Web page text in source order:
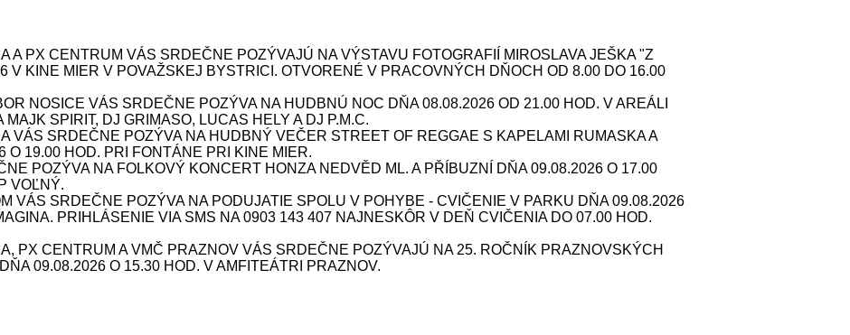
A PX CENTRUM VÁS SRDEČNE POZÝVAJÚ NA VÝSTAVU FOTOGRAFIÍ MIROSLAVA JEŠKA "Z
V KINE MIER V POVAŽSKEJ BYSTRICI. OTVORENÉ V PRACOVNÝCH DŇOCH OD 8.00 DO 16.00
NOSICE VÁS SRDEČNE POZÝVA NA HUDBNÚ NOC DŇA 08.08.2026 OD 21.00 HOD. V AREÁLI
SPIRIT, DJ GRIMASO, LUCAS HELY A DJ P.M.C.
VÁS SRDEČNE POZÝVA NA HUDBNÝ VEČER STREET OF REGGAE S KAPELAMI RUMASKA A
O 19.00 HOD. PRI FONTÁNE PRI KINE MIER.
POZÝVA NA FOLKOVÝ KONCERT HONZA NEDVĚD ML. A PŘÍBUZNÍ DŇA 09.08.2026 O 17.00
VOĽNÝ.
VÁS SRDEČNE POZÝVA NA PODUJATIE SPOLU V POHYBE - CVIČENIE V PARKU DŇA 09.08.2026
PRIHLÁSENIE VIA SMS NA 0903 143 407 NAJNESKÔR V DEŇ CVIČENIA DO 07.00 HOD.
PX CENTRUM A VMČ PRAZNOV VÁS SRDEČNE POZÝVAJÚ NA 25. ROČNÍK PRAZNOVSKÝCH
09.08.2026 O 15.30 HOD. V AMFITEÁTRI PRAZNOV.